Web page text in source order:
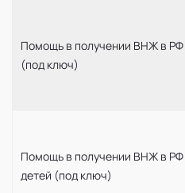
Помощь в получении ВНЖ в РФ
(под ключ)
Помощь в получении ВНЖ в РФ
детей (под ключ)